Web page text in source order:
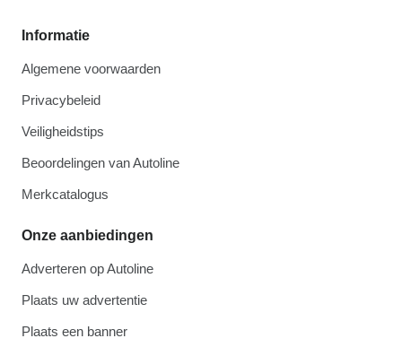
Informatie
Algemene voorwaarden
Privacybeleid
Veiligheidstips
Beoordelingen van Autoline
Merkcatalogus
Onze aanbiedingen
Adverteren op Autoline
Plaats uw advertentie
Plaats een banner